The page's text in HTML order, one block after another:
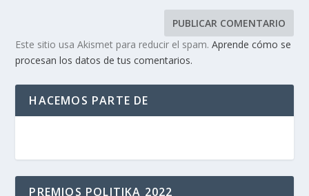
Este sitio usa Akismet para reducir el spam.Aprende cómo se
procesan los datos de tus comentarios.
HACEMOS PARTE DE
PREMIOS POLITIKA 2022